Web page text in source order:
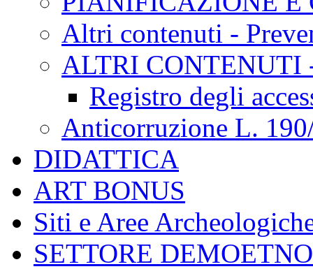
Altri contenuti -
ALTRI CONTENUTI
Registro degli
Anticorruzione L.
DIDATTICA
ART BONUS
Siti e Aree
SETTORE